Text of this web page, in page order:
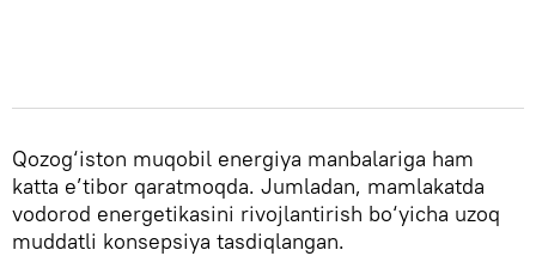
Qozog‘iston muqobil energiya manbalariga ham
katta e’tibor qaratmoqda. Jumladan, mamlakatda
vodorod energetikasini rivojlantirish bo‘yicha uzoq
muddatli konsepsiya tasdiqlangan.